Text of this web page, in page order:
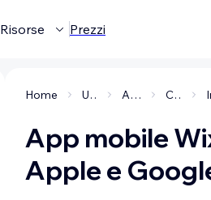
Risorse Prezzi
Home Usare le app mobile Wix App mobile per i tuoi clienti Creare la tua app mobile
App mobile
Apple e